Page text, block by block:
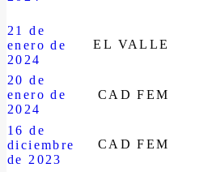
21 de
enero de
2024
EL VALLE
20 de
enero de
2024
CAD FEM
16 de
diciembre
de 2023
CAD FEM